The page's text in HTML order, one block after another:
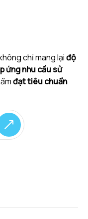
chỉ mang lạiđộ
ứng nhu cầu sử
đạt tiêu chuẩn